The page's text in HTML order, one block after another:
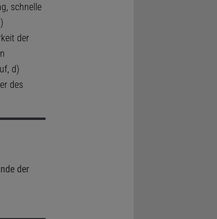
schnelle
der
d)
des
der